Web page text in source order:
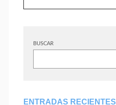
BUSCAR
ENTRADAS RECIENTES